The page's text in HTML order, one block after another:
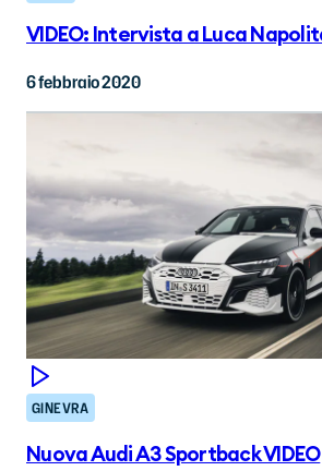
VIDEO: Intervista a Luca
6 febbraio 2020
GINEVRA
Nuova Audi A3 Sportback VIDEO